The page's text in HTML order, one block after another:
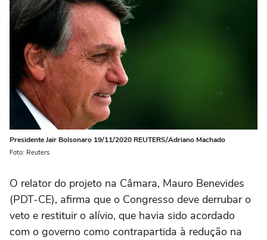
Presidente Jair Bolsonaro 19/11/2020 REUTERS/Adriano Machado
Foto: Reuters
O relator do projeto na Câmara, Mauro Benevides
(PDT-CE), afirma que o Congresso deve derrubar o
veto e restituir o alívio, que havia sido acordado
com o governo como contrapartida à redução na